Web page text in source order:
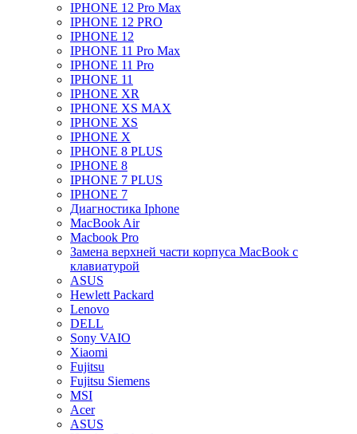
IPHONE 12 Pro Max
IPHONE 12 PRO
IPHONE 12
IPHONE 11 Pro Max
IPHONE 11 Pro
IPHONE 11
IPHONE XR
IPHONE XS MAX
IPHONE XS
IPHONE X
IPHONE 8 PLUS
IPHONE 8
IPHONE 7 PLUS
IPHONE 7
Диагностика Iphone
MacBook Air
Macbook Pro
Замена верхней части корпуса MacBook с
клавиатурой
ASUS
Hewlett Packard
Lenovo
DELL
Sony VAIO
Xiaomi
Fujitsu
Fujitsu Siemens
MSI
Acer
ASUS